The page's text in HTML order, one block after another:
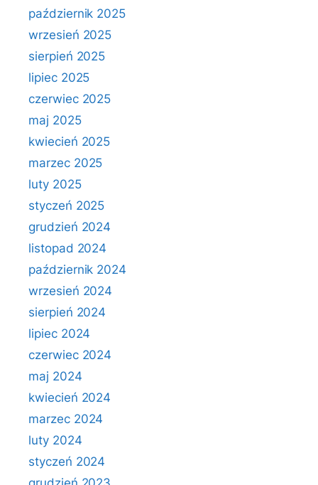
październik 2025
wrzesień 2025
sierpień 2025
lipiec 2025
czerwiec 2025
maj 2025
kwiecień 2025
marzec 2025
luty 2025
styczeń 2025
grudzień 2024
listopad 2024
październik 2024
wrzesień 2024
sierpień 2024
lipiec 2024
czerwiec 2024
maj 2024
kwiecień 2024
marzec 2024
luty 2024
styczeń 2024